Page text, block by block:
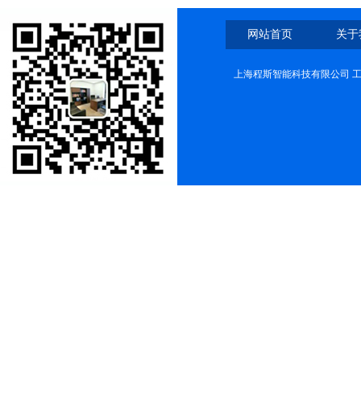
网站首页 关
上海程斯智能科技有限公司